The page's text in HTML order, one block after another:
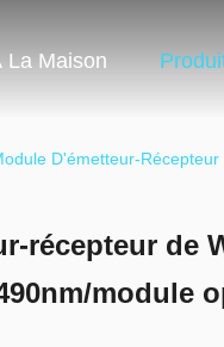
La Maison
D'émetteur-Récepteur
récepteur de
module